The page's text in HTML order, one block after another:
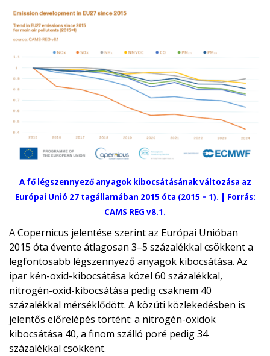
A fő légszennyező anyagok kibocsátásának változása az
Európai Unió 27 tagállamában 2015 óta (2015 = 1). | Forrás:
CAMS REG v8.1.
A Copernicus jelentése szerint az Európai Unióban
2015 óta évente átlagosan 3–5 százalékkal csökkent a
legfontosabb légszennyező anyagok kibocsátása. Az
ipar kén-oxid-kibocsátása közel 60 százalékkal,
nitrogén-oxid-kibocsátása pedig csaknem 40
százalékkal mérséklődött. A közúti közlekedésben is
jelentős előrelépés történt: a nitrogén-oxidok
kibocsátása 40, a finom szálló poré pedig 34
százalékkal csökkent.